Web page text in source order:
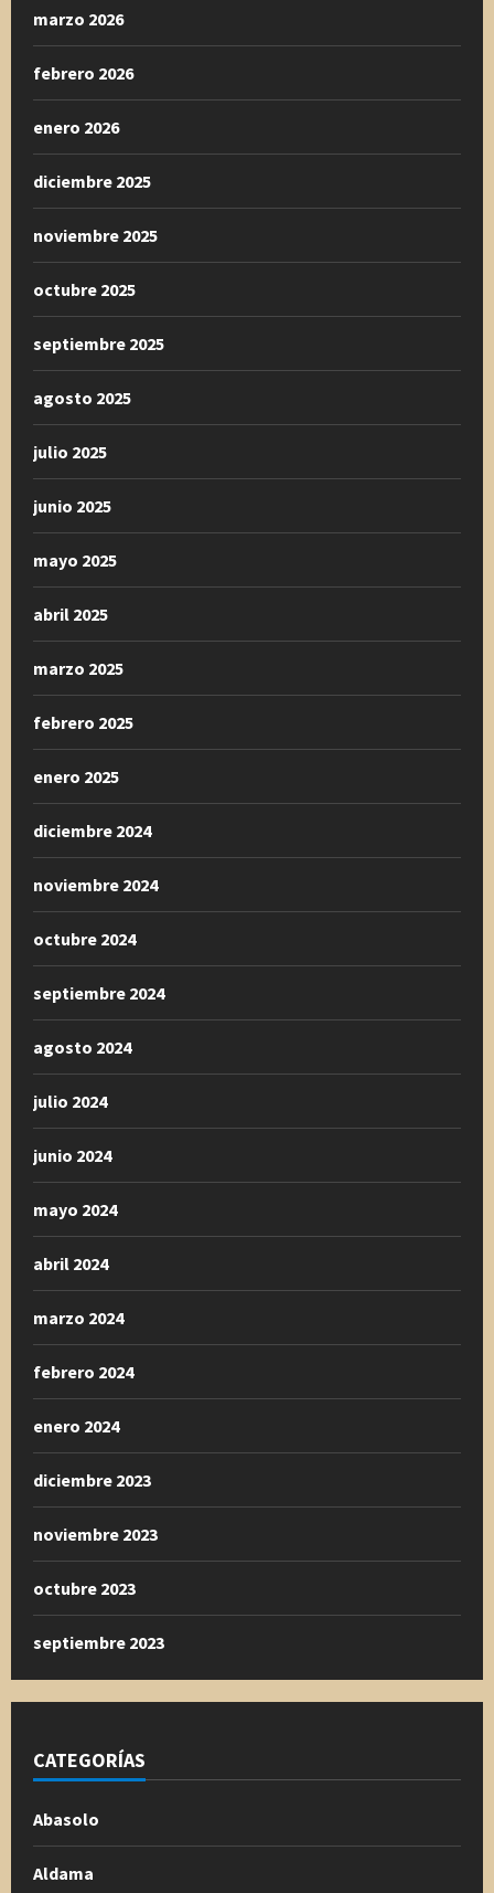
marzo 2026
febrero 2026
enero 2026
diciembre 2025
noviembre 2025
octubre 2025
septiembre 2025
agosto 2025
julio 2025
junio 2025
mayo 2025
abril 2025
marzo 2025
febrero 2025
enero 2025
diciembre 2024
noviembre 2024
octubre 2024
septiembre 2024
agosto 2024
julio 2024
junio 2024
mayo 2024
abril 2024
marzo 2024
febrero 2024
enero 2024
diciembre 2023
noviembre 2023
octubre 2023
septiembre 2023
CATEGORÍAS
Abasolo
Aldama